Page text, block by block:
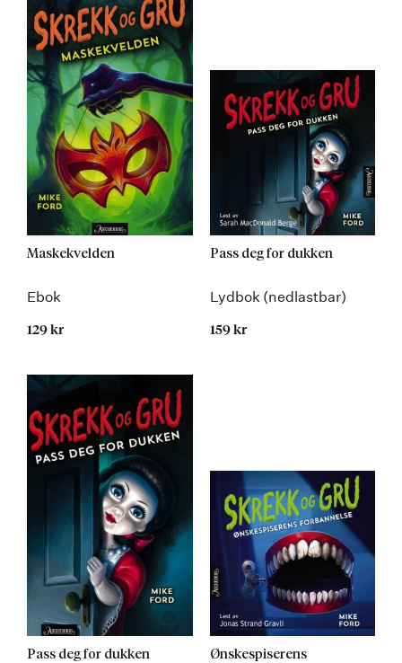
Maskekvelden
Ebok
129 kr
Pass deg for dukken
Lydbok (nedlastbar)
159 kr
Pass deg for dukken
Ønskespiserens